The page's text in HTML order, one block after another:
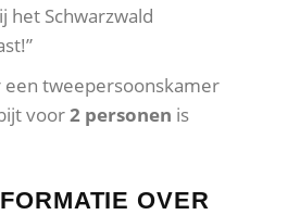
het Schwarzwald
een tweepersoonskamer
voor2 personen is
OVER